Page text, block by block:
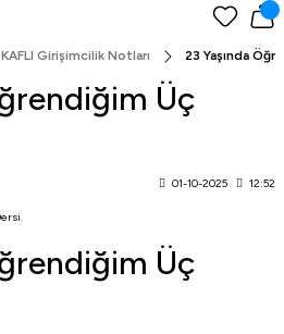
Fiyatına 3 Taksit!
Girişimcilik Notları 23 Yaşında
Üç
01-10-2025 12:52
Üç